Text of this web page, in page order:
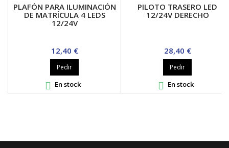
PLAFÓN PARA ILUMINACIÓN
DE MATRÍCULA 4 LEDS
12/24V
Precio
12,40 €
Pedir
 En stock
PILOTO TRASERO LED
12/24V DERECHO
Precio
28,40 €
Pedir
 En stock